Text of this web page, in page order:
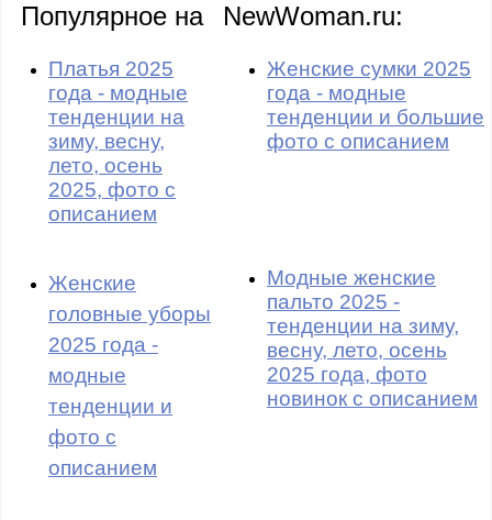
Популярное на NewWoman.ru:
Платья 2025
года - модные
тенденции на
зиму, весну,
лето, осень
2025, фото с
описанием
Женские сумки 2025
года - модные
тенденции и большие
фото с описанием
Женские
головные уборы
2025 года -
модные
тенденции и
фото с
описанием
Модные женские
пальто 2025 -
тенденции на зиму,
весну, лето, осень
2025 года, фото
новинок с описанием